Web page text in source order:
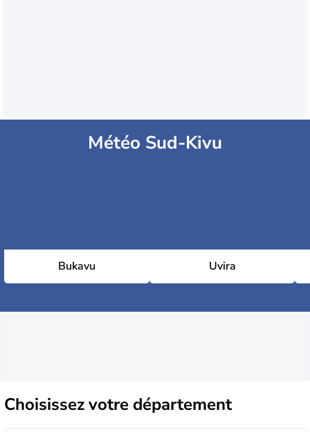
Météo Sud-Kivu
Bukavu Uvira
Choisissezvotre département